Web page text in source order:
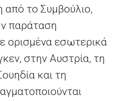
από το Συμβούλιο,
παράταση
ορισμένα εσωτερικά
στην Αυστρία, τη
και τη